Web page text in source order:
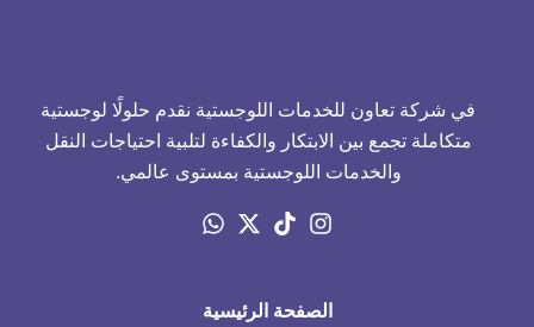
في شركة تعاون للخدمات اللوجستية نقدم حلولًا لوجستية
متكاملة تجمع بين الابتكار والكفاءة لتلبية احتياجات النقل
والخدمات اللوجستية بمستوى عالمي.
الصفحة الرئيسية